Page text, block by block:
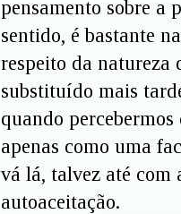
pensamento sobre a
sentido, é bastante
respeito da natureza
substituído mais
quando
apenas como uma
vá lá, talvez até com
autoaceitação.